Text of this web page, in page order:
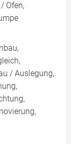
Ofen,
/ Auslegung,